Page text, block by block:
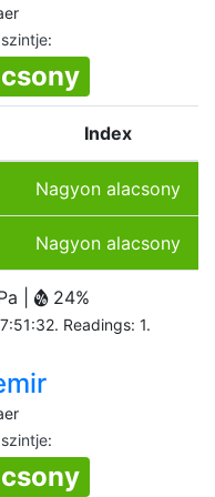
:
Index
Nagyon alacsony
Nagyon alacsony
| 24%
Readings: 1.
: